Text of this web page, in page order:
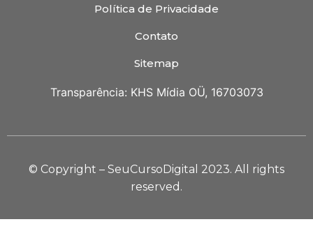
Política de Privacidade
Contato
Sitemap
Transparência: KHS Mídia OÜ, 16703073
© Copyright – SeuCursoDigital 2023. All rights
reserved.